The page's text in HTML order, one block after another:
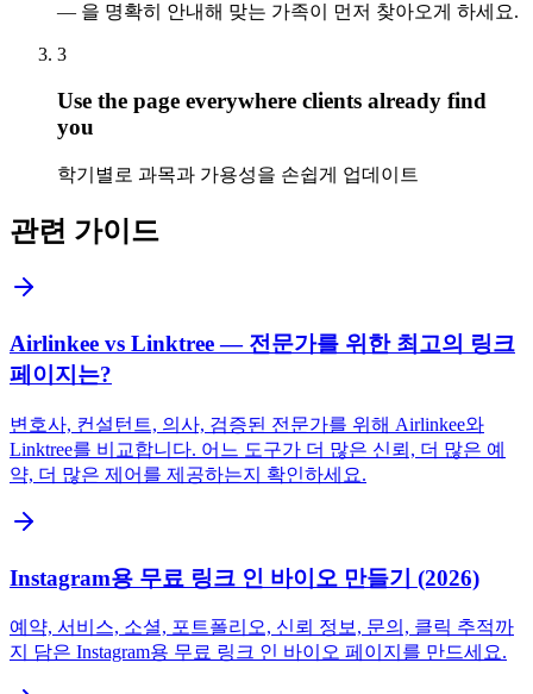
— 을 명확히 안내해 맞는 가족이 먼저 찾아오게 하세요.
3
Use the page everywhere clients already find
you
학기별로 과목과 가용성을 손쉽게 업데이트
관련 가이드
Airlinkee vs Linktree — 전문가를 위한 최고의 링크
페이지는?
변호사, 컨설턴트, 의사, 검증된 전문가를 위해 Airlinkee와
Linktree를 비교합니다. 어느 도구가 더 많은 신뢰, 더 많은 예
약, 더 많은 제어를 제공하는지 확인하세요.
Instagram용 무료 링크 인 바이오 만들기 (2026)
예약, 서비스, 소셜, 포트폴리오, 신뢰 정보, 문의, 클릭 추적까
지 담은 Instagram용 무료 링크 인 바이오 페이지를 만드세요.